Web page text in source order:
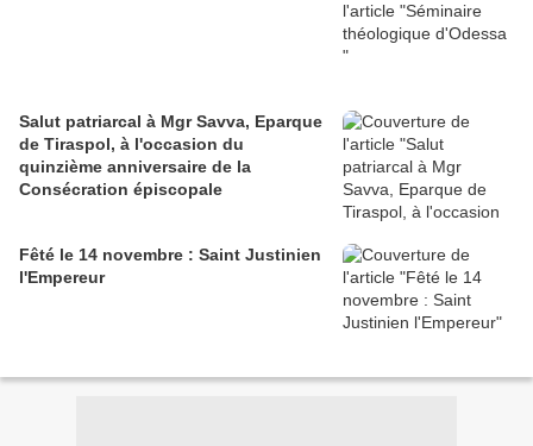
Salut patriarcal à Mgr Savva, Eparque
de Tiraspol, à l'occasion du
quinzième anniversaire de la
Consécration épiscopale
Fêté le 14 novembre : Saint Justinien
l'Empereur